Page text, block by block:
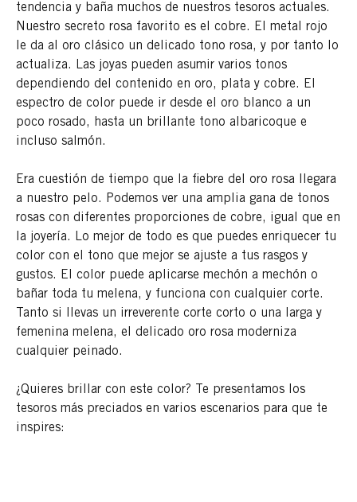
tendencia y baña muchos de nuestros tesoros actuales.
Nuestro secreto rosa favorito es el cobre. El metal rojo
le da al oro clásico un delicado tono rosa, y por tanto lo
actualiza. Las joyas pueden asumir varios tonos
dependiendo del contenido en oro, plata y cobre. El
espectro de color puede ir desde el oro blanco a un
poco rosado, hasta un brillante tono albaricoque e
incluso salmón.
Era cuestión de tiempo que la fiebre del oro rosa llegara
a nuestro pelo. Podemos ver una amplia gana de tonos
rosas con diferentes proporciones de cobre, igual que en
la joyería. Lo mejor de todo es que puedes enriquecer tu
color con el tono que mejor se ajuste a tus rasgos y
gustos. El color puede aplicarse mechón a mechón o
bañar toda tu melena, y funciona con cualquier corte.
Tanto si llevas un irreverente corte corto o una larga y
femenina melena, el delicado oro rosa moderniza
cualquier peinado.
¿Quieres brillar con este color? Te presentamos los
tesoros más preciados en varios escenarios para que te
inspires: